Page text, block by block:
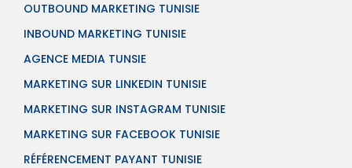
OUTBOUND MARKETING TUNISIE
INBOUND MARKETING TUNISIE
AGENCE MEDIA TUNSIE
MARKETING SUR LINKEDIN TUNISIE
MARKETING SUR INSTAGRAM TUNISIE
MARKETING SUR FACEBOOK TUNISIE
RÉFÉRENCEMENT PAYANT TUNISIE